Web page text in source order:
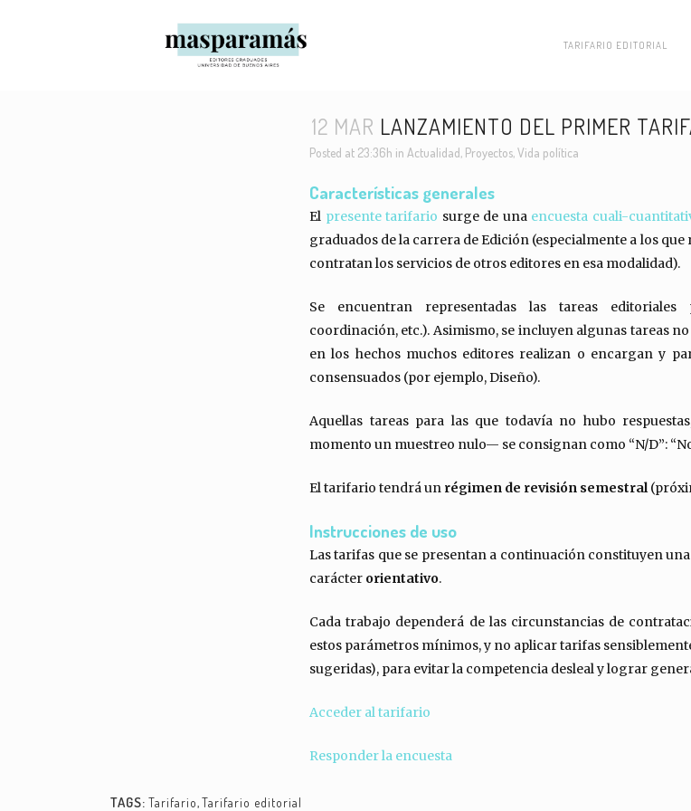
TARIFARIO EDITORIAL
12 MAR LANZAMIENTO DEL PRIMER
Posted at 23:36h in Actualidad, Proyectos,Vida política
Características generales
El presente tarifario surge de una encuesta cuali-
graduados de la carrera de Edición (especialmente a los que
contratan los servicios de otros editores en esa modalidad).
Se encuentran representadas las tareas editoriales
coordinación, etc.). Asimismo, se incluyen algunas tareas
en los hechos muchos editores realizan o encargan y
consensuados (por ejemplo, Diseño).
Aquellas tareas para las que todavía no hubo
momento un muestreo nulo— se consignan como “N/D”:
El tarifario tendrá un régimen de revisión semestral
Instrucciones de uso
Las tarifas que se presentan a continuación constituyen una
carácter orientativo.
Cada trabajo dependerá de las circunstancias de
estos parámetros mínimos, y no aplicar tarifas
sugeridas), para evitar la competencia desleal y lograr
Acceder al tarifario
Responder la encuesta
TAGS: Tarifario,Tarifario editorial